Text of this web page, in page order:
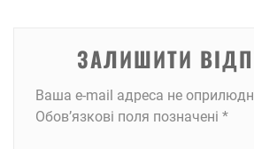
ЗАЛИШИТИ
Ваша e-mail адреса не
Обов’язкові поля позначені *